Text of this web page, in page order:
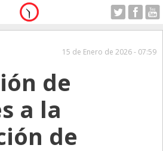
15 de Enero de 2026 - 07:59
de
a la
de